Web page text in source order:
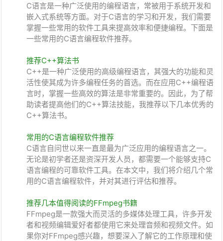
C语言是一种广泛使用的编程语言，常被用于系统开发和
嵌入式系统等方面。对于C语言的学习和开发，我们需要
掌握一些常用的软件工具来提高效率和便捷编程。下面是
一些常用的C语言编程软件推荐。
推荐C++算法书
C++是一种广泛使用的高级编程语言，其强大的功能和灵
活性使其成为许多编程任务的首选。而在应用C++编程语
言时，掌握一些高效的算法是非常重要的。因此，为了帮
助读者提高他们的C++算法技能，我推荐以下几本优秀的
C++算法书。
常用的C语言编程软件推荐
C语言自问世以来一直是最为广泛应用的编程语言之一。
无论是初学者还是资深开发人员，都需要一个能够支持C
语言编程的可靠软件工具。在本文中，我们将介绍几个常
用的C语言编程软件，并对其进行评估和推荐。
推荐几本值得阅读的FFmpeg书籍
FFmpeg是一款强大而灵活的多媒体处理工具，许多开发
者和视频编辑爱好者都使用它来处理音频和视频文件。如
果你对FFmpeg感兴趣，想要深入了解它的工作原理和使